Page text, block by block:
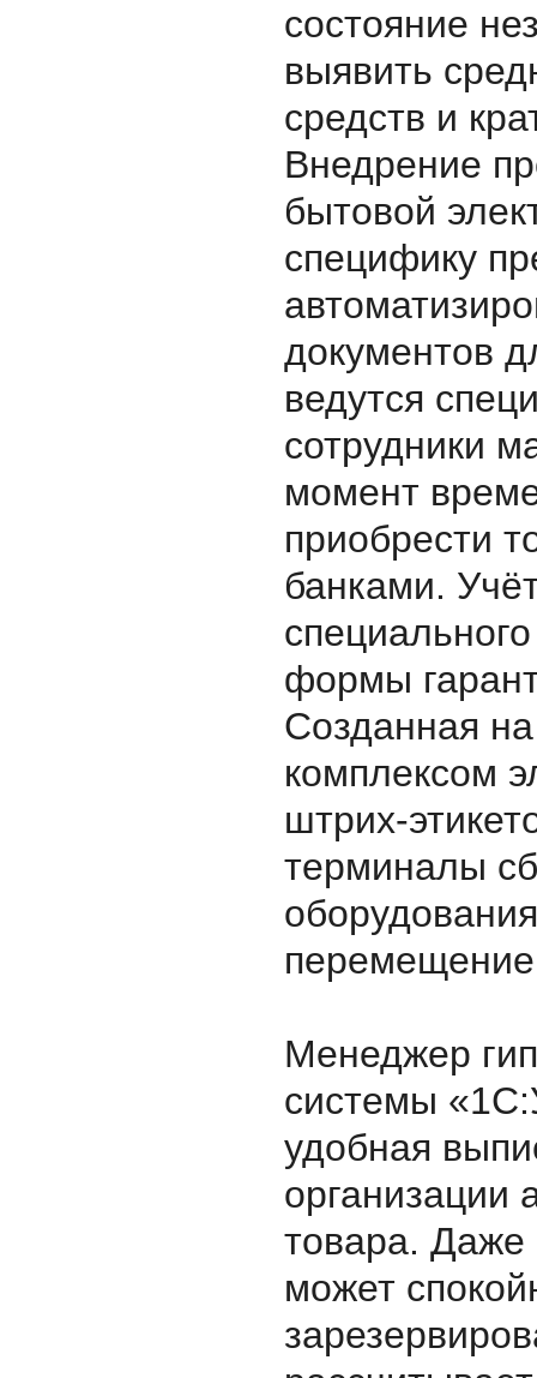
состояние
выявить
средств и
Внедрение
бытовой
специфику
документов
ведутся
сотрудники
момент
приобрести
банками.
формы
Созданная
комплексом
штрих-
терминалы
перемещение
Менеджер
системы
удобная
организации
товара. Даже
может